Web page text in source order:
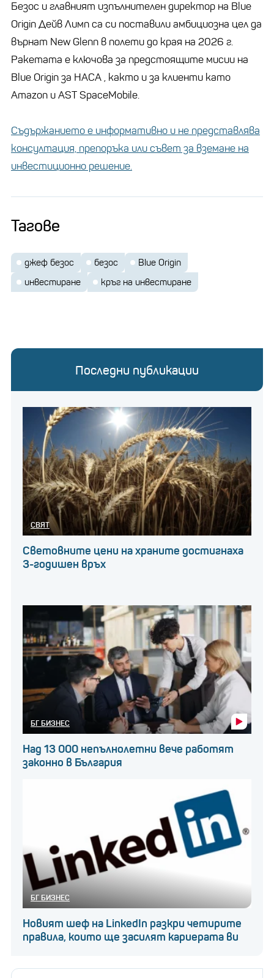
Безос и главният изпълнителен директор на Blue
Origin Дейв Лимп са си поставили амбициозна цел да
върнат New Glenn в полети до края на 2026 г.
Ракетата е ключова за предстоящите мисии на
Blue Origin за НАСА , както и за клиенти като
Amazon и AST SpaceMobile.
Съдържанието е информативно и не представлява
консултация, препоръка или съвет за вземане на
инвестиционно решение.
Тагове
джеф безос безос
Blue Origin
инвестиране
кръг на инвестиране
Последни публикации
СВЯТ
Световните цени на храните достигнаха
3-годишен връх
БГ БИЗНЕС
Над 13 000 непълнолетни вече работят
законно в България
БГ БИЗНЕС
Новият шеф на LinkedIn разкри четирите
правила, които ще засилят кариерата ви